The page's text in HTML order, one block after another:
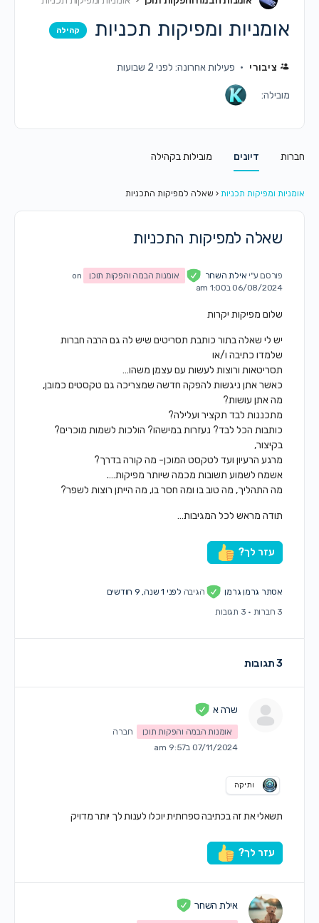
אומניות ומפיקות תכניות קהילה
ציבורי פעילות אחרונה: לפני 2 שבועות
מובילה:
חברות דיונים מובילות בקהילה
אומניות ומפיקות תכניות ‹ שאלה למפיקות התכניות
שאלה למפיקות התכניות
פורסם ע"י אילת השחר אומנות הבמה והפקות תוכן
on
06/08/2024 ב1:00 am
שלום מפיקות יקרות
יש לי שאלה בתור כותבת תסריטים שיש לה גם הרבה חברות
שלמדו כתיבה ו/או
תסריטאות ורוצות לעשות עם עצמן משהו…
כאשר אתן ניגשות להפקה חדשה שמצריכה גם טקסטים כמובן,
מה אתן עושות?
מתכננות לבד תקציר ועלילה?
כותבות הכל לבד? נעזרות במישהו? הולכות לשמות מוכרים?
בקיצור,
מרגע הרעיון ועד לטקסט המוכן- מה קורה בדרך?
אשמח לשמוע תשובות מכמה שיותר מפיקות….
מה התהליך, מה טוב בו ומה חסר בו, מה הייתן רוצות לשפר?
תודה מראש לכל המגיבות…
עזר לך?
אסתר גרמן גרמן הגיבה לפני 1 שנה, 9 חודשים
3 חברות
· 3 תגובות
3 תגובות
שרה א
אומנות הבמה והפקות תוכן
חברה
07/11/2024 ב9:57 am
ותיקה
תשאלי את זה בכתיבה ספרותית יוכלו לענות לך יותר מדויק
עזר לך?
אילת השחר